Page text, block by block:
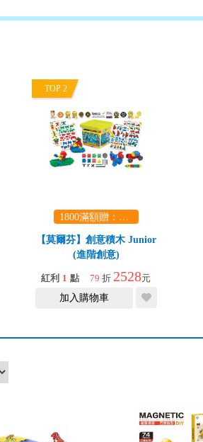
TOP 2
1800滿額贈：口袋玩具一份（隨機出貨） (summer read)
【莫爾芬】創意積木 Junior
(進階創意)
紅利 1 點 79 折 2528元
加入購物車